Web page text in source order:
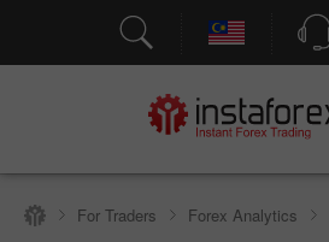
For Traders Forex Analytics